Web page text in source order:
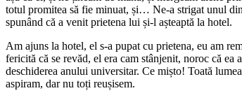
totul promitea să fie minuat, și… Ne-a strigat unul
spunând că a venit prietena lui și-l așteaptă la hotel.
Am ajuns la hotel, el s-a pupat cu prietena, eu am
fericită că se revăd, el era cam stânjenit, noroc că ea
deschiderea anului universitar. Ce mișto! Toată
aspiram, dar nu toți reușisem.